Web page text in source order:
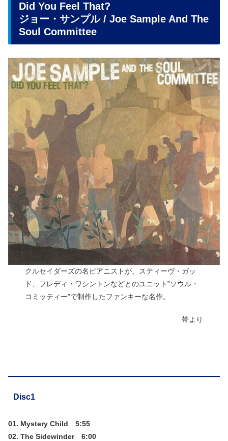
Did You Feel That?
ジョー・サンプル / Joe Sample And The
Soul Committee
クルセイダーズの名ピアニストが、スティーヴ・ガッ
ド、フレディ・ワシントンなどとのユニット”ソウル・
コミッティー”で制作したファンキーな名作。
帯より
Disc1
01. Mystery Child 5:55
02. The Sidewinder 6:00